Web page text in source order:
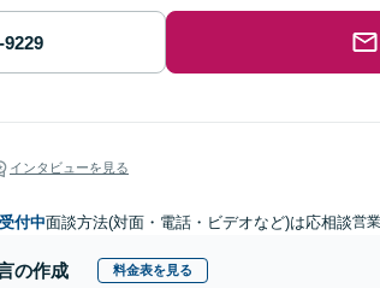
インタビューを見る
付中面談方法(対面・電話・ビデオなど)は応相談営
の作成 料金表を見る